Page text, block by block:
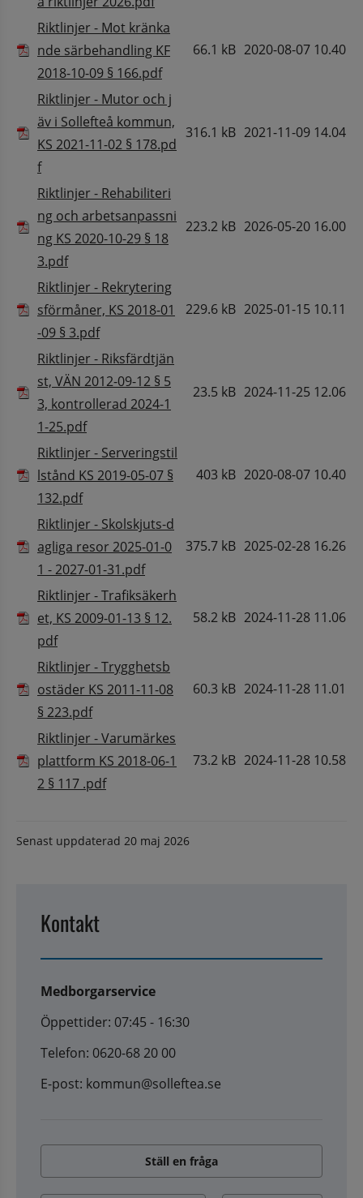
Riktlinjer - Mot kränka
nde särbehandling KF
2018-10-09 § 166.pdfPdf, 66.1 kB.
66.1 kB 2020-08-07 10.40
Riktlinjer - Mutor och j
äv i Sollefteå kommun,
KS 2021-11-02 § 178.pd
fPdf, 316.1 kB.
316.1 kB 2021-11-09 14.04
Riktlinjer - Rehabiliteri
ng och arbetsanpassni
ng KS 2020-10-29 § 18
3.pdfPdf, 223.2 kB.
223.2 kB 2026-05-20 16.00
Riktlinjer - Rekrytering
sförmåner, KS 2018-01
-09 § 3.pdfPdf, 229.6 kB.
229.6 kB 2025-01-15 10.11
Riktlinjer - Riksfärdtjän
st, VÄN 2012-09-12 § 5
3, kontrollerad 2024-1
1-25.pdfPdf, 23.5 kB.
23.5 kB 2024-11-25 12.06
Riktlinjer - Serveringstil
lstånd KS 2019-05-07 §
132.pdfPdf, 403 kB.
403 kB 2020-08-07 10.40
Riktlinjer - Skolskjuts-d
agliga resor 2025-01-0
1 - 2027-01-31.pdfPdf, 375.7 kB.
375.7 kB 2025-02-28 16.26
Riktlinjer - Trafiksäkerh
et, KS 2009-01-13 § 12.
pdfPdf, 58.2 kB.
58.2 kB 2024-11-28 11.06
Riktlinjer - Trygghetsb
ostäder KS 2011-11-08
§ 223.pdfPdf, 60.3 kB.
60.3 kB 2024-11-28 11.01
Riktlinjer - Varumärkes
plattform KS 2018-06-1
2 § 117 .pdfPdf, 73.2 kB.
73.2 kB 2024-11-28 10.58
Senast uppdaterad 20 maj 2026
Kontakt
Medborgarservice
Öppettider: 07:45 - 16:30
Telefon: 0620-68 20 00
E-post: kommun@solleftea.se
Ställ en fråga